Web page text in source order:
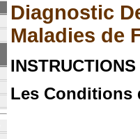
Diagnostic
Maladies de
INSTRUCTIONS
Les Conditions